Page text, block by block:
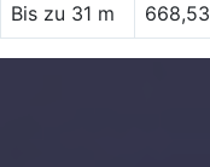
Bis zu 31 m 668,53